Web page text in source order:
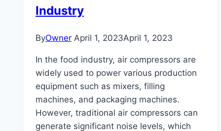
Industry
ByOwner April 1, 2023April 1, 2023
In the food industry, air compressors are
widely used to power various production
equipment such as mixers, filling
machines, and packaging machines.
However, traditional air compressors can
generate significant noise levels, which